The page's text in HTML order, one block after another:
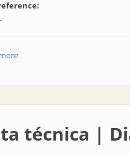
about Aisladores y
técnica |